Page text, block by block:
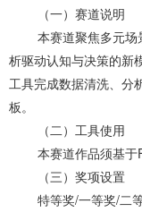
（一）赛道说明
本赛道聚焦多元场
析驱动认知与决策的新
工具完成数据清洗、分
板。
（二）工具使用
本赛道作品须基于
（三）奖项设置
特等奖/一等奖/二等